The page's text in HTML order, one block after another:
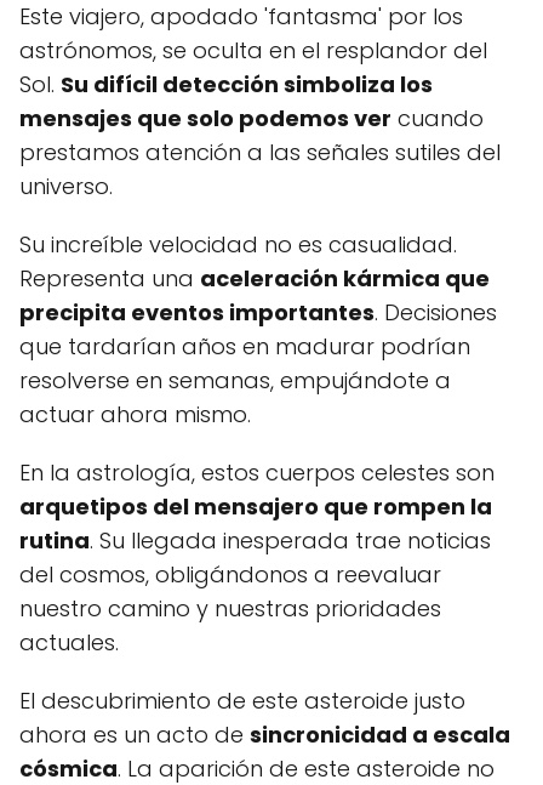
Este viajero, apodado 'fantasma' por los
astrónomos, se oculta en el resplandor del
Sol. Su difícil detección simboliza los
mensajes que solo podemos ver cuando
prestamos atención a las señales sutiles del
universo.
Su increíble velocidad no es casualidad.
Representa una aceleración kármica que
precipita eventos importantes. Decisiones
que tardarían años en madurar podrían
resolverse en semanas, empujándote a
actuar ahora mismo.
En la astrología, estos cuerpos celestes son
arquetipos del mensajero que rompen la
rutina. Su llegada inesperada trae noticias
del cosmos, obligándonos a reevaluar
nuestro camino y nuestras prioridades
actuales.
El descubrimiento de este asteroide justo
ahora es un acto de sincronicidad a escala
cósmica. La aparición de este asteroide no